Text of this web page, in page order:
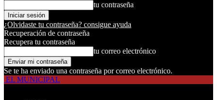
tu contraseña
¿Olvidaste tu contraseña? consigue ayuda
Recuperación de contraseña
Recupera tu contraseña
tu correo electrónico
Se te ha enviado una contraseña por correo electrónico.
EL MUNICIPAL